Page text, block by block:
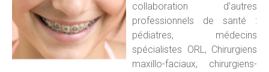
collaboration d’autres
professionnels de santé :
pédiatres, médecins
spécialistes ORL, Chirurgiens
maxillo-faciaux, chirurgiens-